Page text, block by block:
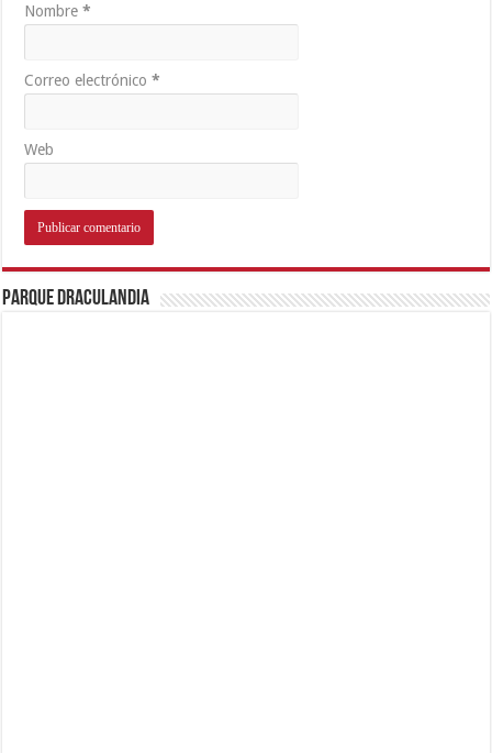
Nombre*
Correo electrónico*
Web
Parque Draculandia